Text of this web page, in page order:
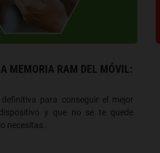
MEMORIA RAM DEL MÓVIL:
para conseguir el mejor
y que no se te quede
necesitas..